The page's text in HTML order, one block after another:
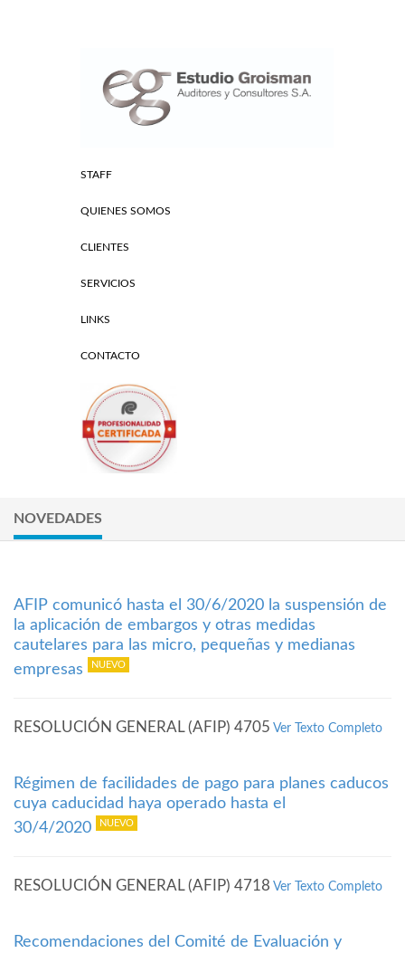
STAFF
QUIENES SOMOS
CLIENTES
SERVICIOS
LINKS
CONTACTO
NOVEDADES
AFIP comunicó hasta el 30/6/2020 la suspensión de
la aplicación de embargos y otras medidas
cautelares para las micro, pequeñas y medianas
empresas
RESOLUCIÓN GENERAL (AFIP) 4705 Ver Texto Completo
Régimen de facilidades de pago para planes caducos
cuya caducidad haya operado hasta el
30/4/2020
RESOLUCIÓN GENERAL (AFIP) 4718 Ver Texto Completo
Recomendaciones del Comité de Evaluación y